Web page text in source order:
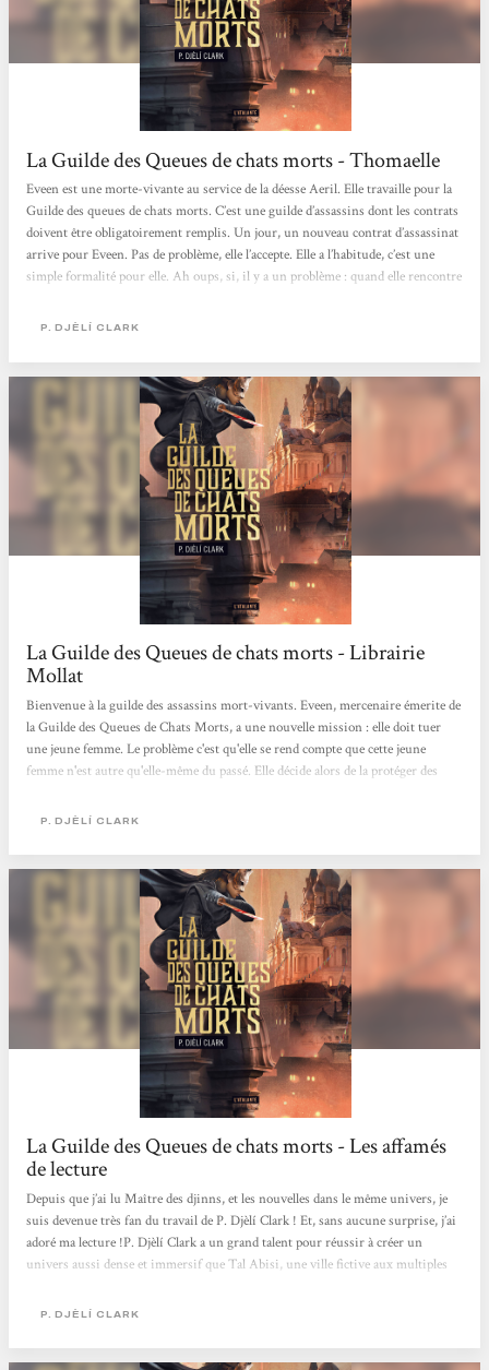
La Guilde des Queues de chats morts - Thomaelle
Eveen est une morte-vivante au service de la déesse Aeril. Elle travaille pour la
Guilde des queues de chats morts. C’est une guilde d’assassins dont les contrats
doivent être obligatoirement remplis. Un jour, un nouveau contrat d’assassinat
arrive pour Eveen. Pas de problème, elle l’accepte. Elle a l’habitude, c’est une
simple formalité pour elle. Ah oups, si, il y a un problème : quand elle rencontre
quelques années de moins ! Comment est-ce possible ? Qui est-elle ? Eveen est
P. DJÈLÍ CLARK
La Guilde des Queues de chats morts - Librairie
Mollat
Bienvenue à la guilde des assassins mort-vivants. Eveen, mercenaire émerite de
la Guilde des Queues de Chats Morts, a une nouvelle mission : elle doit tuer
une jeune femme. Le problème c'est qu'elle se rend compte que cette jeune
femme n'est autre qu'elle-même du passé. Elle décide alors de la protéger des
ce contrat... Une intrigue à tiroirs absolument géniale et entraînante ! Héloïse
P. DJÈLÍ CLARK
La Guilde des Queues de chats morts - Les affamés
de lecture
Depuis que j’ai lu Maître des djinns, et les nouvelles dans le même univers, je
suis devenue très fan du travail de P. Djèlí Clark ! Et, sans aucune surprise, j’ai
adoré ma lecture !P. Djèlí Clark a un grand talent pour réussir à créer un
univers aussi dense et immersif que Tal Abisi, une ville fictive aux multiples
bluffant ! Dès le début, on est immédiatement immergé dans l’ambiance de la
couleurs et...
P. DJÈLÍ CLARK